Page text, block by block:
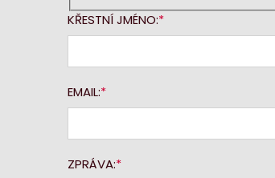
KŘESTNÍ JMÉNO:
EMAIL:
ZPRÁVA: